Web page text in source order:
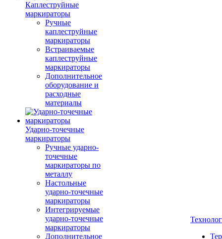
Каплеструйные
маркираторы
Ручные
каплеструйные
маркираторы
Встраиваемые
каплеструйные
маркираторы
Дополнительное
оборудование и
расходные
материалы
Ударно-точечные
маркираторы
Ручные ударно-
точечные
маркираторы по
металлу
Настольные
ударно-точечные
маркираторы
Интегрируемые
ударно-точечные
маркираторы
Дополнительное